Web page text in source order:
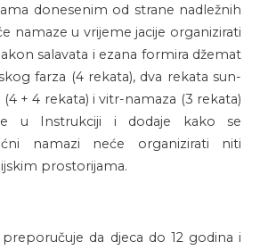
donesenim od strane nadležnih
namaze u vrijeme jacije organizirati
salavata i ezana formira džemat
farza (4 rekata), dva rekata sun-
+ 4 rekata) i vitr-namaza (3 rekata)
u Instrukciji i dodaje kako se
namazi neće organizirati niti
prostorijama.
da djeca do 12 godina i